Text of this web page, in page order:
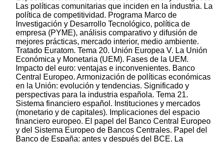
Las políticas comunitarias que inciden en la industria. La
política de competitividad. Programa Marco de
Investigación y Desarrollo Tecnológico, política de
empresa (PYME), análisis comparativo y difusión de
mejores prácticas, mercado interior, medio ambiente.
Tratado Euratom. Tema 20. Unión Europea V. La Unión
Económica y Monetaria (UEM). Fases de la UEM.
Impacto del euro: ventajas e inconvenientes. Banco
Central Europeo. Armonización de políticas económicas
en la Unión: evolución y tendencias. Significado y
perspectivas para la industria española. Tema 21.
Sistema financiero español. Instituciones y mercados
(monetario y de capitales). Implicaciones del espacio
financiero europeo. El papel del Banco Central Europeo
y del Sistema Europeo de Bancos Centrales. Papel del
Banco de España: antes y después del BCE. La